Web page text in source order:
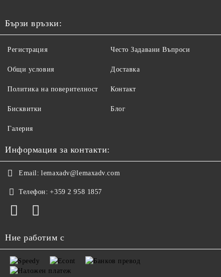
Бързи връзки:
Регистрация
Общи условия
Политика на поверителност
Бисквитки
Често Задавани Въпроси
Доставка
Контакт
Блог
Галерия
Информация за контакти:
Email: lemaxadv@lemaxadv.com
Телефон: +359 2 958 1857
Ние работим с